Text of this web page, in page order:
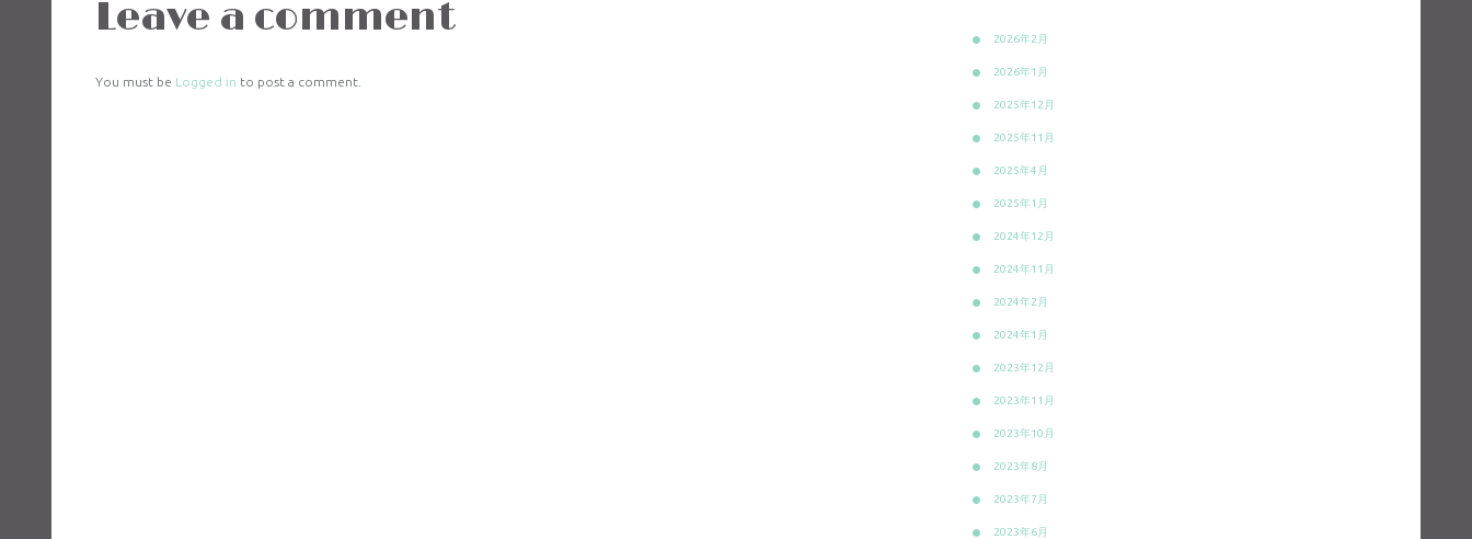
Leave a comment
You must be Logged in to post a comment.
2026年2月
2026年1月
2025年12月
2025年11月
2025年4月
2025年1月
2024年12月
2024年11月
2024年2月
2024年1月
2023年12月
2023年11月
2023年10月
2023年8月
2023年7月
2023年6月